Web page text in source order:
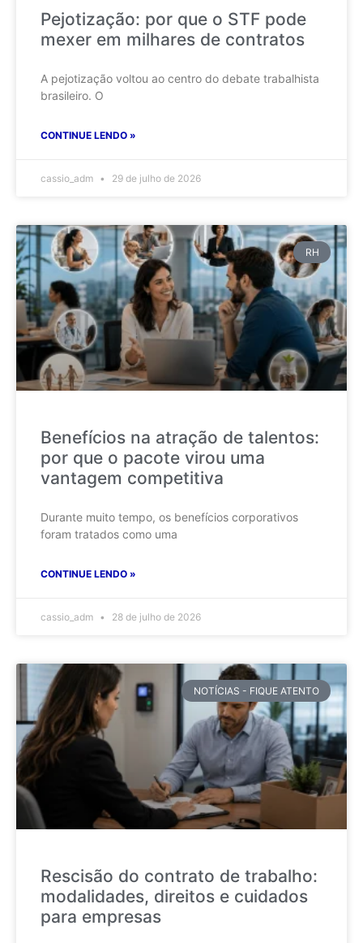
Pejotização: por que o STF pode
mexer em milhares de contratos
A pejotização voltou ao centro do debate trabalhista
brasileiro. O
CONTINUE LENDO »
cassio_adm 29 de julho de 2026
RH
Benefícios na atração de talentos:
por que o pacote virou uma
vantagem competitiva
Durante muito tempo, os benefícios corporativos
foram tratados como uma
CONTINUE LENDO »
cassio_adm 28 de julho de 2026
NOTÍCIAS - FIQUE ATENTO
Rescisão do contrato de trabalho:
modalidades, direitos e cuidados
para empresas